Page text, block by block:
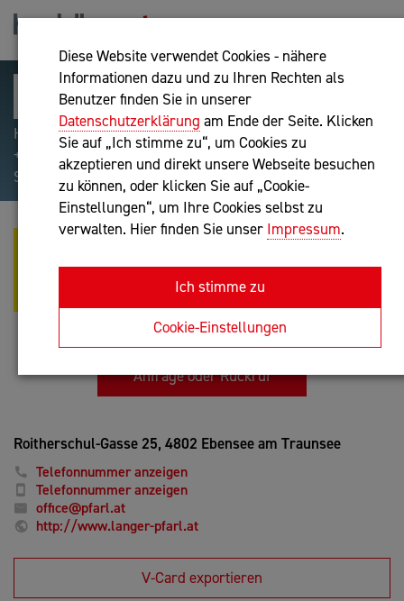
Diese Website verwendet Cookies - nähere
Informationen dazu und zu Ihren Rechten als
Benutzer finden Sie in unserer
Datenschutzerklärung am Ende der Seite. Klicken
Sie auf „Ich stimme zu“, um Cookies zu
akzeptieren und direkt unsere Webseite besuchen
zu können, oder klicken Sie auf „Cookie-
Einstellungen“, um Ihre Cookies selbst zu
verwalten. Hier finden Sie unser Impressum.
Ich stimme zu
Cookie-Einstellungen
Hilfreiche Suchparameter: Begriff einschließen:
+webshop, Begriff ausschließen: -webshop, Exakter
Suchbegriff: "internet of things"
MAG. LANGER
UNTERNEHMENSBERATUNGS
GMBH
Unternehmensberatung
Anfrage oder Rückruf
Roitherschul-Gasse 25, 4802 Ebensee am Traunsee
Telefonnummer anzeigen
Telefonnummer anzeigen
office@pfarl.at
http://www.langer-pfarl.at
V-Card exportieren